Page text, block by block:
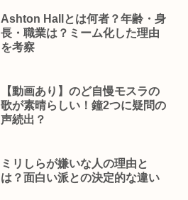
Ashton Hallとは何者？年齢・身
長・職業は？ミーム化した理由
を考察
【動画あり】のど自慢モスラの
歌が素晴らしい！鐘2つに疑問の
声続出？
ミリしらが嫌いな人の理由と
は？面白い派との決定的な違い